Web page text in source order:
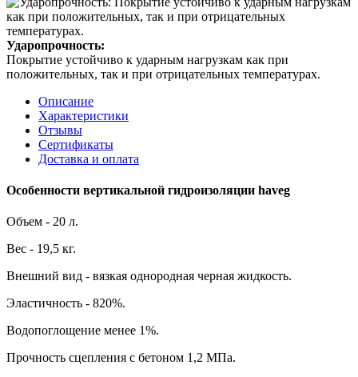
Ударопрочность:
Покрытие устойчиво к ударным нагрузкам как при
положительных, так и при отрицательных температурах.
Описание
Характеристики
Отзывы
Сертификаты
Доставка и оплата
Особенности вертикальной гидроизоляции haveg
Объем - 20 л.
Вес - 19,5 кг.
Внешний вид - вязкая однородная черная жидкость.
Эластичность - 820%.
Водопоглощение менее 1%.
Прочность сцепления с бетоном 1,2 МПа.